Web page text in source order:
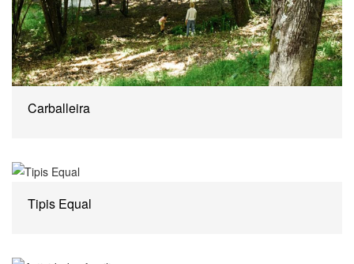
Carballeira
Tipis Equal